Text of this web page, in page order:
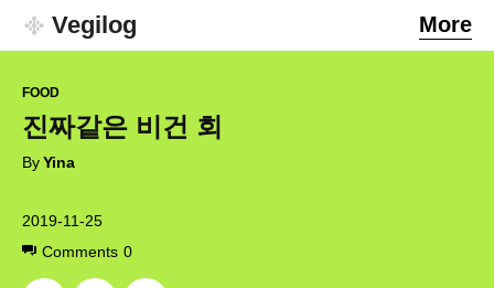
Vegilog More
2019-11-25
Comments 0
FOOD
진짜같은 비건 회
ByYina